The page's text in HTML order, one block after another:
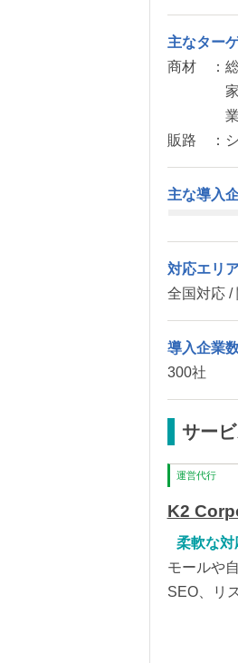
主なター
商材 ：
業
販路 ：
主な導入
対応エリ
全国対応 /
導入企業
300社
サー
運営代行
K2
柔軟な対
モールや
SEO、リ